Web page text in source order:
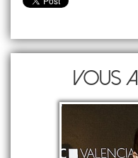
Vous